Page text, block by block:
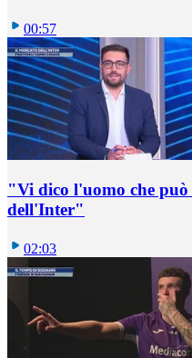
00:57
"Vi dico l'uomo che può
dell'Inter"
02:03